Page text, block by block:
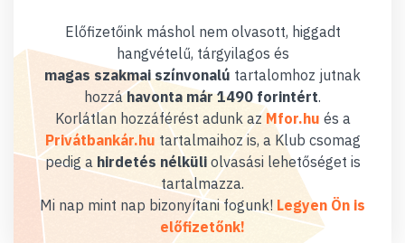
Előfizetőink máshol nem olvasott, higgadt
hangvételű, tárgyilagos és
magas szakmai színvonalú tartalomhoz jutnak
hozzáhavonta már 1490 forintért.
Korlátlan hozzáférést adunk az Mfor.hu és a
Privátbankár.hu tartalmaihoz is, a Klub csomag
pedig a hirdetés nélküliolvasási lehetőséget is
tartalmazza.
Mi nap mint nap bizonyítani fogunk! Legyen Ön is
előfizetőnk!